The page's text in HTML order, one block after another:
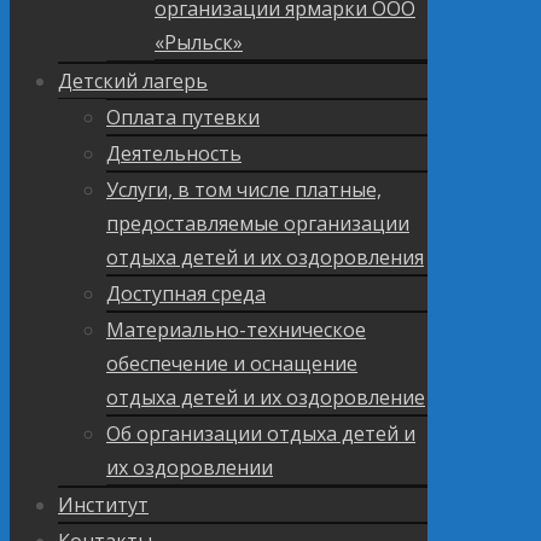
организации ярмарки ООО
«Рыльск»
Детский лагерь
Оплата путевки
Деятельность
Услуги, в том числе платные,
предоставляемые организации
отдыха детей и их оздоровления
Доступная среда
Материально-техническое
обеспечение и оснащение
отдыха детей и их оздоровление
Об организации отдыха детей и
их оздоровлении
Институт